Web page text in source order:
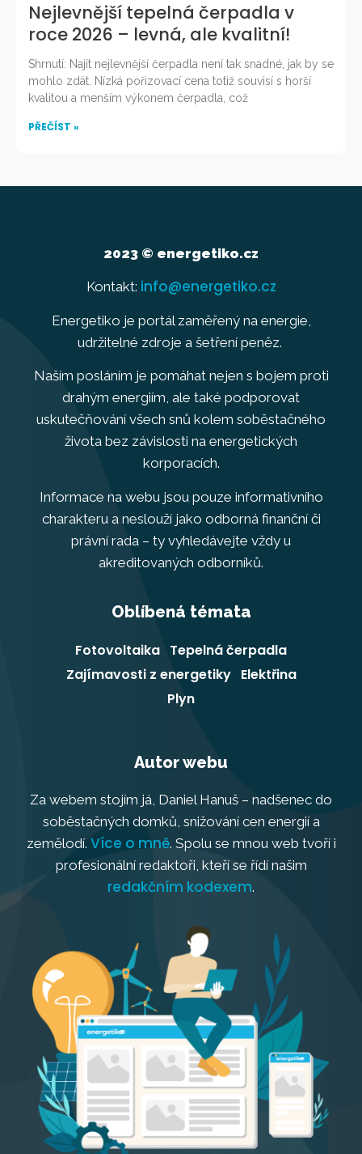
Nejlevnější tepelná čerpadla v
roce 2026 – levná, ale kvalitní!
Shrnutí: Najít nejlevnější čerpadla není tak snadné, jak by se
mohlo zdát. Nízká pořizovací cena totiž souvisí s horší
kvalitou a menším výkonem čerpadla, což
PŘEČÍST »
2023 © energetiko.cz
Kontakt: info@energetiko.cz
Energetiko je portál zaměřený na energie,
udržitelné zdroje a šetření peněz.
Naším posláním je pomáhat nejen s bojem proti
drahým energiím, ale také podporovat
uskutečňování všech snů kolem soběstačného
života bez závislosti na energetických
korporacích.
Informace na webu jsou pouze informativního
charakteru a neslouží jako odborná finanční či
právní rada – ty vyhledávejte vždy u
akreditovaných odborníků.
Oblíbená témata
Fotovoltaika Tepelná čerpadla
Zajímavosti z energetiky Elektřina
Plyn
Autor webu
Za webem stojím já, Daniel Hanuš – nadšenec do
soběstačných domků, snižování cen energií a
zemělodí. Více o mně. Spolu se mnou web tvoří i
profesionální redaktoři, kteří se řídí našim
redakčním kodexem.